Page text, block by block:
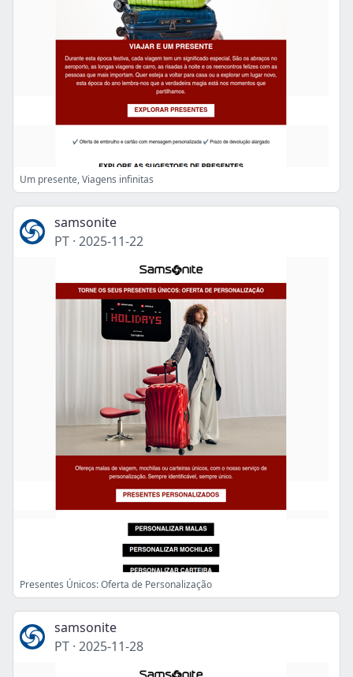
Um presente, Viagens infinitas
samsonite
PT · 2025-11-22
Presentes Únicos: Oferta de Personalização
samsonite
PT · 2025-11-28